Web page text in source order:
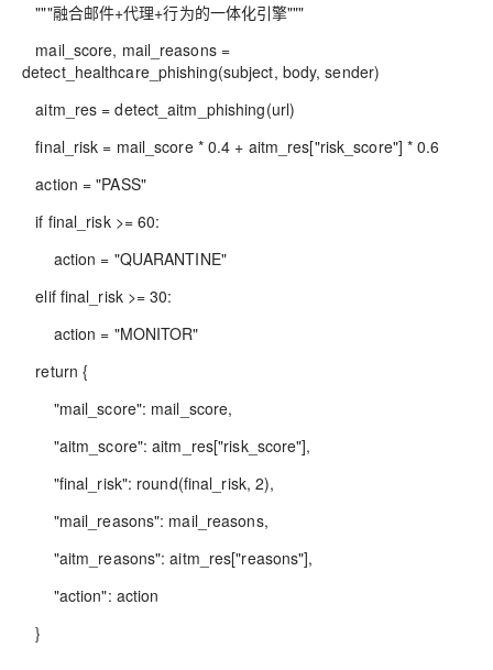
"""融合邮件+代理+行为的一体化引擎"""
mail_score, mail_reasons =
detect_healthcare_phishing(subject, body, sender)
aitm_res = detect_aitm_phishing(url)
final_risk = mail_score * 0.4 + aitm_res["risk_score"] * 0.6
action = "PASS"
if final_risk >= 60:
action = "QUARANTINE"
elif final_risk >= 30:
action = "MONITOR"
return {
"mail_score": mail_score,
"aitm_score": aitm_res["risk_score"],
"final_risk": round(final_risk, 2),
"mail_reasons": mail_reasons,
"aitm_reasons": aitm_res["reasons"],
"action": action
}